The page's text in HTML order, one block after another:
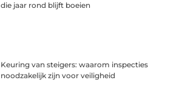
die jaar rond blijft boeien
Keuring van steigers: waarom inspecties
noodzakelijk zijn voor veiligheid